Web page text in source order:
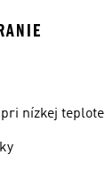
nízkej teplote